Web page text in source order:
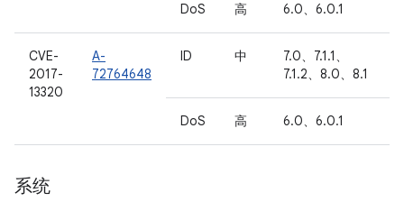
DoS 高 6.0、6.0.1
CVE-
2017-
13320
A-
72764648
ID 中
7.0、7.1.1、
7.1.2、8.0、8.1
DoS 高 6.0、6.0.1
系统